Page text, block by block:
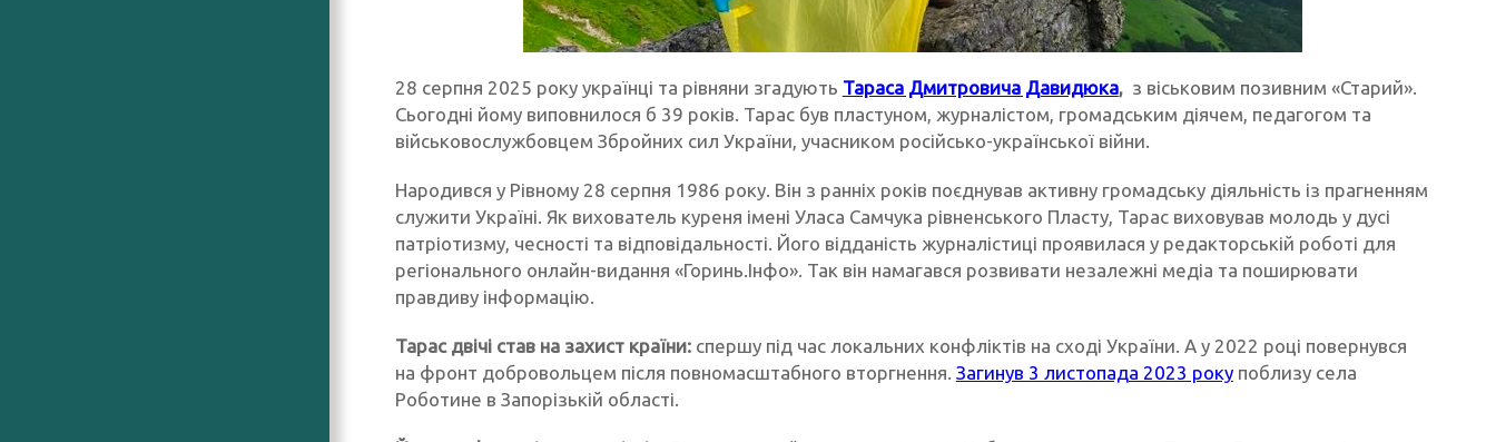
28 серпня 2025 року українці та рівняни згадують Тараса Дмитровича Давидюка, з віськовим позивним «Старий».
Сьогодні йому виповнилося б 39 років. Тарас був пластуном, журналістом, громадським діячем, педагогом та
військовослужбовцем Збройних сил України, учасником російсько-української війни.
Народився у Рівному 28 серпня 1986 року. Він з ранніх років поєднував активну громадську діяльність із прагненням
служити Україні. Як вихователь куреня імені Уласа Самчука рівненського Пласту, Тарас виховував молодь у дусі
патріотизму, чесності та відповідальності. Його відданість журналістиці проявилася у редакторській роботі для
регіонального онлайн-видання «Горинь.Інфо». Так він намагався розвивати незалежні медіа та поширювати
правдиву інформацію.
Тарас двічі став на захист країни:спершу під час локальних конфліктів на сході України. А у 2022 році повернувся
на фронт добровольцем після повномасштабного вторгнення. Загинув 3 листопада 2023 рокупоблизу села
Роботине в Запорізькій області.